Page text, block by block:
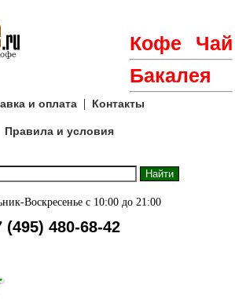
Кофе
Чай
Бакалея
и оплата | Контакты
Правила и условия
Воскресенье с 10:00 до 21:00
(495) 480-68-42